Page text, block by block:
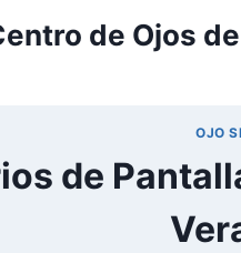
de Ojos de
OJO
de